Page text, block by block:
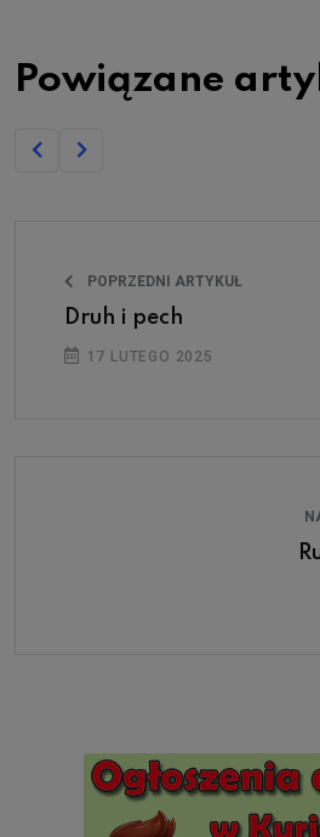
Powiązane
POPRZEDNI ARTYKUŁ
Druh i pech
17 LUTEGO 2025